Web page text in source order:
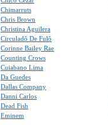
Chimarruts
Chris Brown
Christina Aguilera
Circuladô De Fulô
Corinne Bailey Rae
Counting Crows
Cuiabano Lima
Da Guedes
Dallas Company
Danni Carlos
Dead Fish
Eminem